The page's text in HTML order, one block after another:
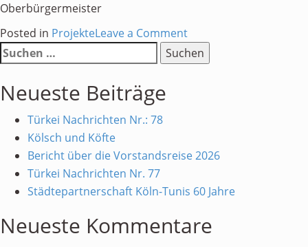
Oberbürgermeister
Posted in ProjekteLeave a Commenton
Treffen
aller
Suchen
nach:
Neueste Beiträge
Türkei Nachrichten Nr.: 78
Kölsch und Köfte
Bericht über die Vorstandsreise 2026
Türkei Nachrichten Nr. 77
Städtepartnerschaft Köln-Tunis 60 Jahre
Neueste Kommentare